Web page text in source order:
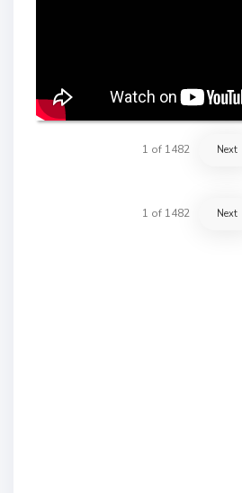
1 of 1482 Next
1 of 1482 Next